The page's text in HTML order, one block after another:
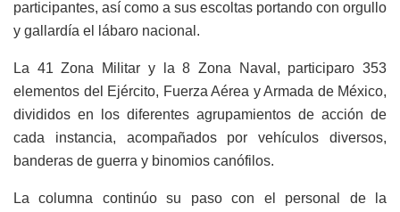
participantes, así como a sus escoltas portando con orgullo
y gallardía el lábaro nacional.
La 41 Zona Militar y la 8 Zona Naval, participaro 353
elementos del Ejército, Fuerza Aérea y Armada de México,
divididos en los diferentes agrupamientos de acción de
cada instancia, acompañados por vehículos diversos,
banderas de guerra y binomios canófilos.
La columna continúo su paso con el personal de la